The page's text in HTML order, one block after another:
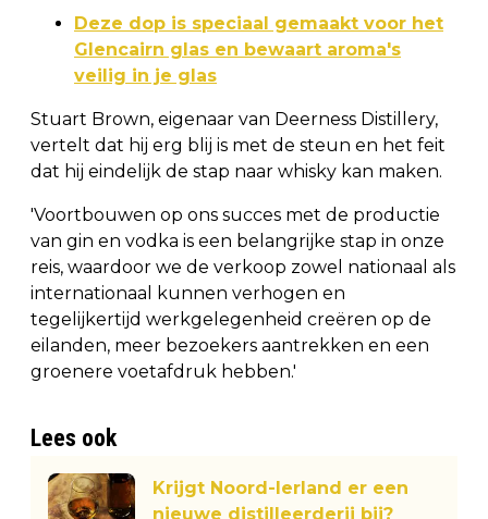
Deze dop is speciaal gemaakt voor het
Glencairn glas en bewaart aroma's
veilig in je glas
Stuart Brown, eigenaar van Deerness Distillery,
vertelt dat hij erg blij is met de steun en het feit
dat hij eindelijk de stap naar whisky kan maken.
'Voortbouwen op ons succes met de productie
van gin en vodka is een belangrijke stap in onze
reis, waardoor we de verkoop zowel nationaal als
internationaal kunnen verhogen en
tegelijkertijd werkgelegenheid creëren op de
eilanden, meer bezoekers aantrekken en een
groenere voetafdruk hebben.'
Lees ook
Krijgt Noord-Ierland er een
nieuwe distilleerderij bij?